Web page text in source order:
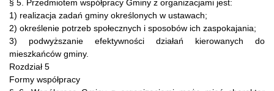
§ 5. Przedmiotem współpracy Gminy z organizacjami jest:
1) realizacja zadań gminy określonych w ustawach;
2) określenie potrzeb społecznych i sposobów ich zaspokajania;
3) podwyższanie efektywności działań kierowanych do
mieszkańców gminy.
Rozdział 5
Formy współpracy